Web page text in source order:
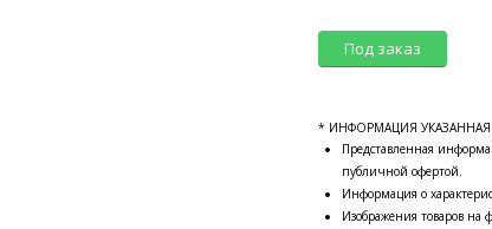
Под заказ
* ИНФОРМАЦИЯ
Представленная
публичной офертой.
Информация о
Изображения товаров на